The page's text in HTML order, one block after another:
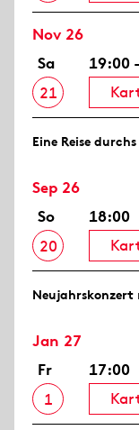
Nov 26
Sa
21
19:00
Eine Reise
Sep 26
So
20
18:00
Neujahrs­konzert
Jan 27
Fr
1
17:00